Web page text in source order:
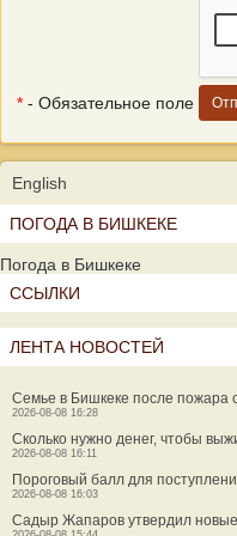
* - Обязательное поле
English
ПОГОДА В БИШКЕКЕ
Погода в Бишкеке
ССЫЛКИ
ЛЕНТА НОВОСТЕЙ
Семье в Бишкеке после пожара
2026-08-08 16:28
Сколько нужно денег, чтобы
2026-08-08 16:11
Пороговый балл для
2026-08-08 16:03
Садыр Жапаров утвердил новые